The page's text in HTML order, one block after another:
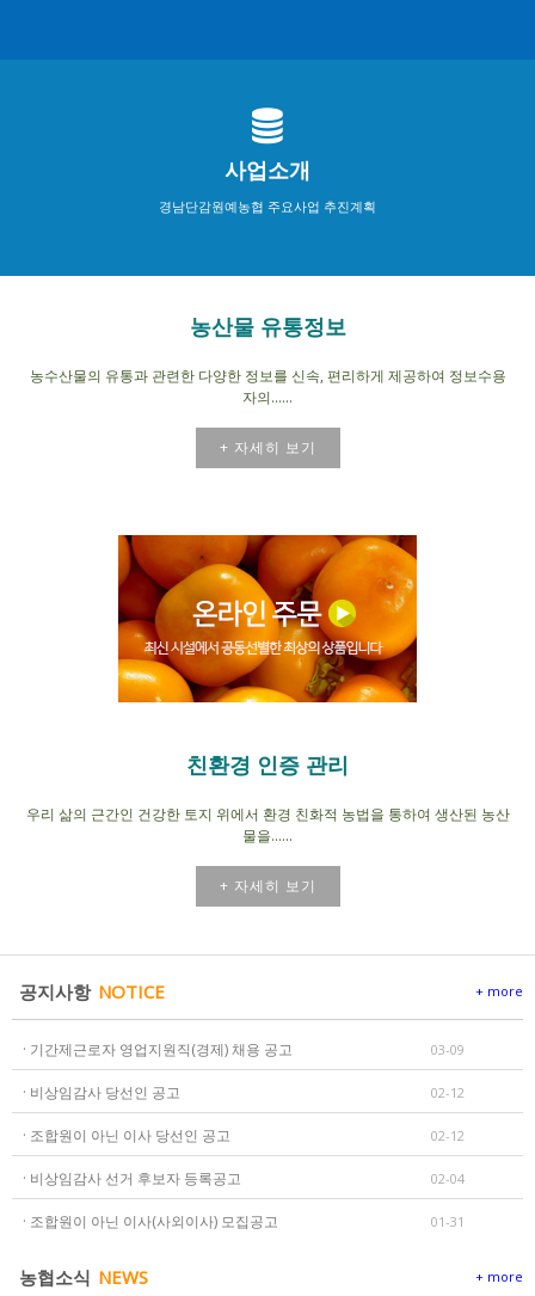
사업소개
경남단감원예농협 주요사업 추진계획
농산물 유통정보
농수산물의 유통과 관련한 다양한 정보를 신속, 편리하게 제공하여 정보수용
자의......
+ 자세히 보기
친환경 인증 관리
우리 삶의 근간인 건강한 토지 위에서 환경 친화적 농법을 통하여 생산된 농산
물을......
+ 자세히 보기
공지사항 NOTICE + more
· 기간제근로자 영업지원직(경제) 채용 공고 03-09
· 비상임감사 당선인 공고 02-12
· 조합원이 아닌 이사 당선인 공고 02-12
· 비상임감사 선거 후보자 등록공고 02-04
· 조합원이 아닌 이사(사외이사) 모집공고 01-31
농협소식 NEWS + more